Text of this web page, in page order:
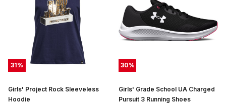
31%
Girls' Project Rock Sleeveless
Hoodie
30%
Girls' Grade School UA Charged
Pursuit 3 Running Shoes